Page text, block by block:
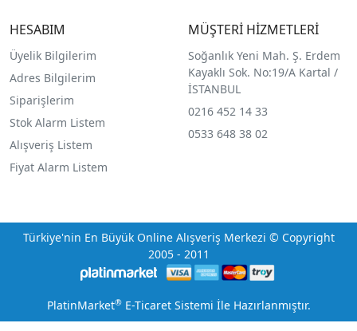
HESABIM
Üyelik Bilgilerim
Adres Bilgilerim
Siparişlerim
Stok Alarm Listem
Alışveriş Listem
Fiyat Alarm Listem
MÜŞTERİ HİZMETLERİ
Soğanlık Yeni Mah. Ş. Erdem
Kayaklı Sok. No:19/A Kartal /
İSTANBUL
0216 452 14 33
0533 648 38 02
Türkiye'nin En Büyük Online Alışveriş Merkezi © Copyright
2005 - 2011
PlatinMarket®E-Ticaret Sistemi İle Hazırlanmıştır.